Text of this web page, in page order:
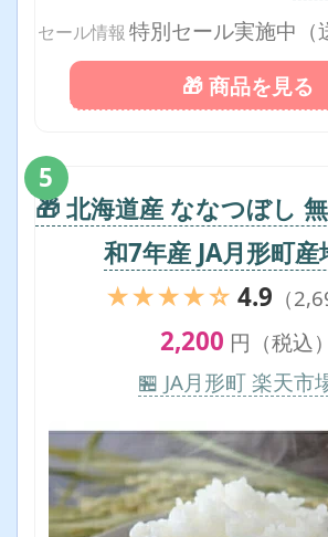
セール情報 特別セール実施中（
🎁 商品を見る
5
🎁 北海道産 ななつぼし
和7年産 JA月形町産
★★★★☆ 4.9 （
2,200 円（税込）
🏪 JA月形町 楽天市